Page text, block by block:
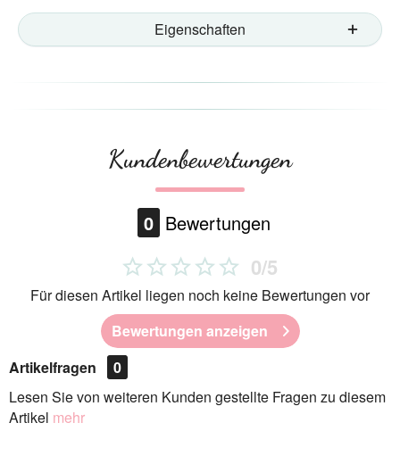
Eigenschaften
Kundenbewertungen
0 Bewertungen
0/5
Für diesen Artikel liegen noch keine Bewertungen vor
Bewertungen anzeigen
Artikelfragen
0
Lesen Sie von weiteren Kunden gestellte Fragen zu diesem
Artikel mehr